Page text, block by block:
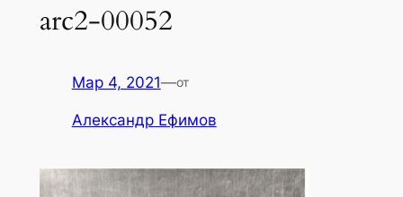
arc2-00052
Мар 4, 2021—от
Александр Ефимов